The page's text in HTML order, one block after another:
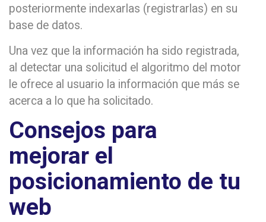
posteriormente indexarlas (registrarlas) en su
base de datos.
Una vez que la información ha sido registrada,
al detectar una solicitud el algoritmo del motor
le ofrece al usuario la información que más se
acerca a lo que ha solicitado.
Consejos para
mejorar el
posicionamiento de tu
web